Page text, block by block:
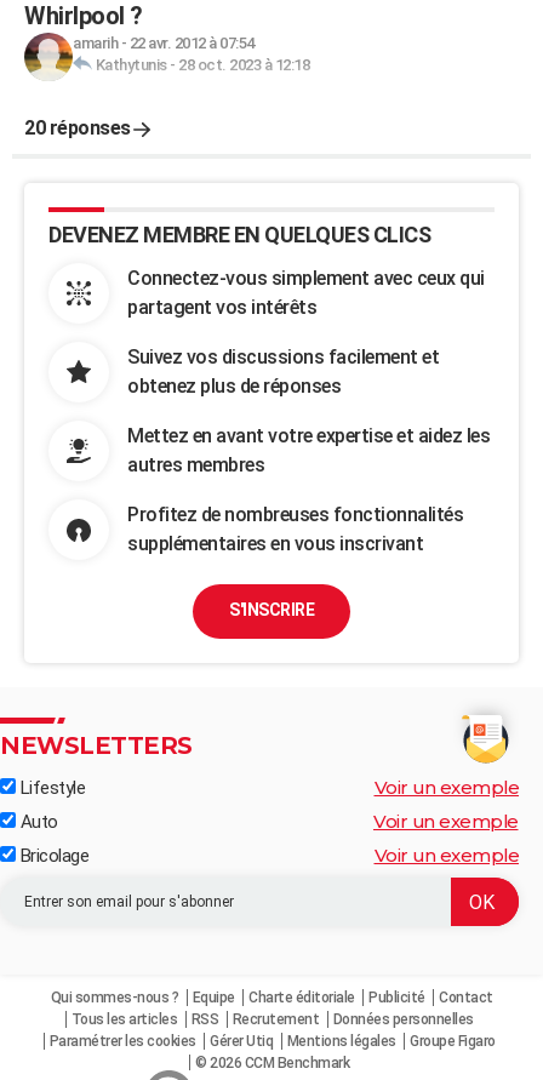
Whirlpool ?
amarih- 22 avr. 2012 à 07:54
Kathytunis- 28 oct. 2023 à 12:18
20 réponses
DEVENEZ MEMBRE EN QUELQUES CLICS
Connectez-vous simplement avec ceux qui
partagent vos intérêts
Suivez vos discussions facilement et
obtenez plus de réponses
Mettez en avant votre expertise et aidez les
autres membres
Profitez de nombreuses fonctionnalités
supplémentaires en vous inscrivant
S'INSCRIRE
NEWSLETTERS
Lifestyle Voir un exemple
Auto Voir un exemple
Bricolage Voir un exemple
Qui sommes-nous ? Equipe Charte éditoriale Publicité
Contact
Tous les articles
RSS Recrutement
Données personnelles
Paramétrer les cookies
Gérer Utiq Mentions légales
Groupe Figaro
© 2026 CCM Benchmark